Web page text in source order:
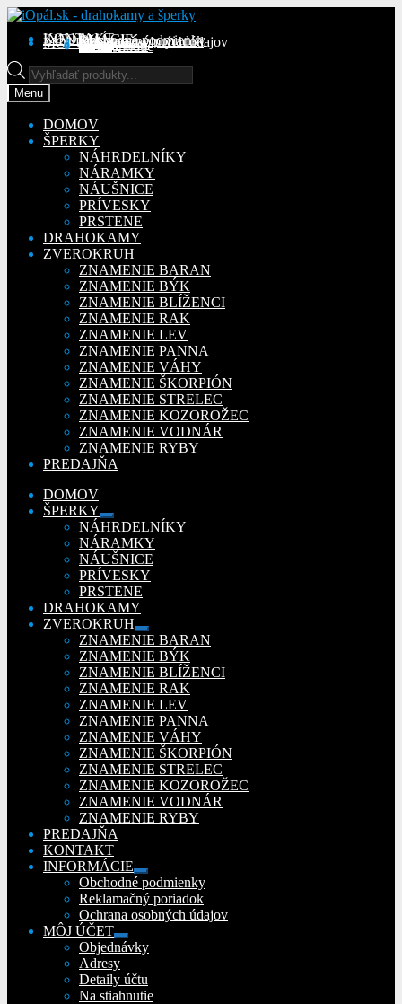
Preskočiť
navigáciu
Preskočiť
obsah
KONTAKT
INFORMÁCIE
Obchodné podmienky
Reklamačný poriadok
Ochrana osobných údajov
MÔJ ÚČETObjednávky
Adresy
Detaily účtu
Na stiahnutie
Products
search
Menu
DOMOV
ŠPERKY
NÁHRDELNÍKY
NÁRAMKY
NÁUŠNICE
PRÍVESKY
PRSTENE
DRAHOKAMY
ZVEROKRUH
ZNAMENIE BARAN
ZNAMENIE BÝK
ZNAMENIE BLÍŽENCI
ZNAMENIE RAK
ZNAMENIE LEV
ZNAMENIE PANNA
ZNAMENIE VÁHY
ZNAMENIE ŠKORPIÓN
ZNAMENIE STRELEC
ZNAMENIE KOZOROŽEC
ZNAMENIE VODNÁR
ZNAMENIE RYBY
PREDAJŇA
DOMOV
ŠPERKY
Rozbaliť
podradené
menu
NÁHRDELNÍKY
NÁRAMKY
NÁUŠNICE
PRÍVESKY
PRSTENE
DRAHOKAMY
ZVEROKRUH
Rozbaliť
podradené
menu
ZNAMENIE BARAN
ZNAMENIE BÝK
ZNAMENIE BLÍŽENCI
ZNAMENIE RAK
ZNAMENIE LEV
ZNAMENIE PANNA
ZNAMENIE VÁHY
ZNAMENIE ŠKORPIÓN
ZNAMENIE STRELEC
ZNAMENIE KOZOROŽEC
ZNAMENIE VODNÁR
ZNAMENIE RYBY
PREDAJŇA
KONTAKT
INFORMÁCIE
Rozbaliť
podradené
menu
Obchodné podmienky
Reklamačný poriadok
Ochrana osobných údajov
MÔJ ÚČET
Rozbaliť
podradené
Objednávky
Adresy
Detaily účtu
Na stiahnutie